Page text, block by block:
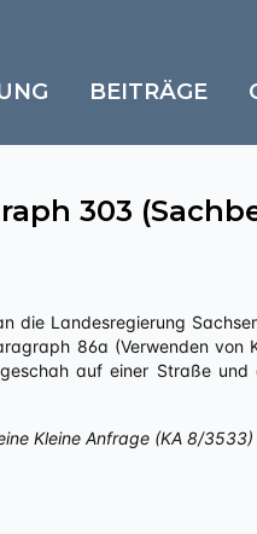
BEITRÄGE
303
86a (Verwenden von
auf einer Straße
Kleine Anfrage (KA 8/